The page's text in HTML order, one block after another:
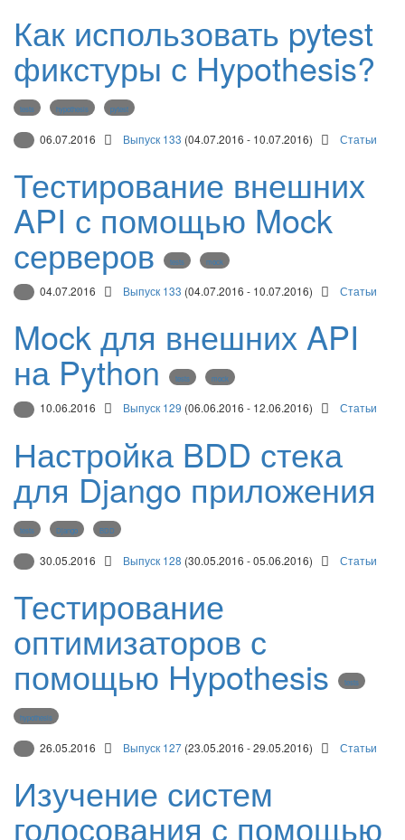
Как использовать pytest
фикстуры с Hypothesis?
tests hypothesis pytest
06.07.2016 Выпуск 133 (04.07.2016 - 10.07.2016) Статьи
Тестирование внешних
API с помощью Mock
серверов tests mock
04.07.2016 Выпуск 133 (04.07.2016 - 10.07.2016) Статьи
Mock для внешних API
на Python tests mock
10.06.2016 Выпуск 129 (06.06.2016 - 12.06.2016) Статьи
Настройка BDD стека
для Django приложения
tests Django BDD
30.05.2016 Выпуск 128 (30.05.2016 - 05.06.2016) Статьи
Тестирование
оптимизаторов с
помощью Hypothesis tests
hypothesis
26.05.2016 Выпуск 127 (23.05.2016 - 29.05.2016) Статьи
Изучение систем
голосования с помощью